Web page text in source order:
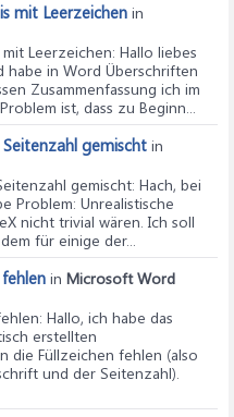
mit Leerzeichen in
Leerzeichen: Hallo liebes
habe in Word Überschriften
Zusammenfassung ich im
ist, dass zu Beginn...
gemischt in
gemischt: Hach, bei
Problem: Unrealistische
nicht trivial wären. Ich soll
für einige der...
in Microsoft Word
: Hallo, ich habe das
erstellten
die Füllzeichen fehlen (also
und der Seitenzahl).